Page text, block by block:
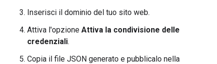
Inserisci il dominio del tuo sito web.
Attiva l'opzione Attiva la condivisione delle
credenziali.
Copia il file JSON generato e pubblicalo nella